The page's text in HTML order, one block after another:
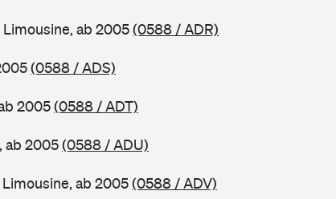
Limousine, ab 2005(0588 / ADR)
(0588 / ADS)
2005(0588 / ADT)
ab 2005(0588 / ADU)
Limousine, ab 2005(0588 / ADV)